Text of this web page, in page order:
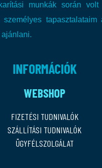
munkák során volt
személyes tapasztalataim
INFORMÁCIÓK
WEBSHOP
FIZETÉSI TUDNIVALÓK
SZÁLLÍTÁSI TUDNIVALÓK
ÜGYFÉLSZOLGÁLAT